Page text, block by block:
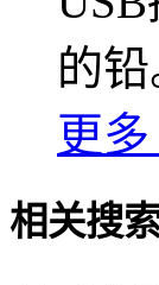
的铅
更多
相关搜